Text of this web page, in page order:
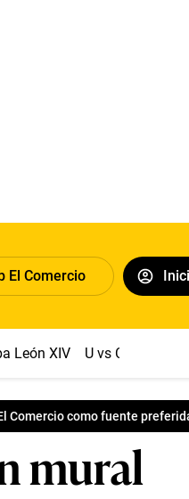
El Comercio
León XIV U vs Cristal
Comercio como fuente
mural